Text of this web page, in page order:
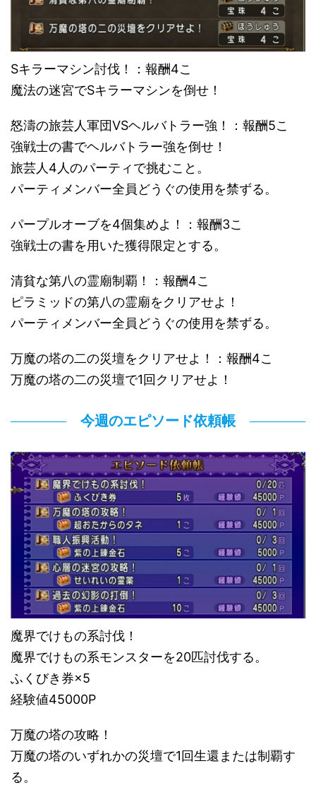
Sキラーマシン討伐！：報酬4こ
魔法の迷宮でSキラーマシンを倒せ！
怒濤の旅芸人軍団VSヘルバトラー強！：報酬5こ
強戦士の書でヘルバトラー強を倒せ！
旅芸人4人のパーティで挑むこと。
パーティメンバー全員どうぐの使用を禁ずる。
パープルオーブを4個集めよ！：報酬3こ
強戦士の書を用いた獲得限定とする。
清貧な第八の霊廟制覇！：報酬4こ
ピラミッドの第八の霊廟をクリアせよ！
パーティメンバー全員どうぐの使用を禁ずる。
万魔の塔の二の災壇をクリアせよ！：報酬4こ
万魔の塔の二の災壇で1回クリアせよ！
今週のエピソード依頼帳
魔界でけもの系討伐！
魔界でけもの系モンスターを20匹討伐する。
ふくびき券×5
経験値45000P
万魔の塔の攻略！
万魔の塔のいずれかの災壇で1回生還または制覇す
る。